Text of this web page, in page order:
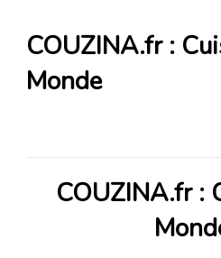
COUZINA.fr :
Monde
COUZINA.fr :